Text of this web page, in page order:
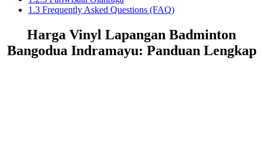
1.3 Frequently Asked Questions (FAQ)
Harga Vinyl Lapangan Badminton
Bangodua Indramayu: Panduan Lengkap